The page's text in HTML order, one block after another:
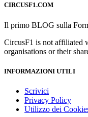
CIRCUSF1.COM
Il primo BLOG sulla
CircusF1 is not affiliated
organisations or their
INFORMAZIONI UTILI
Scrivici
Privacy Policy
Utilizzo dei